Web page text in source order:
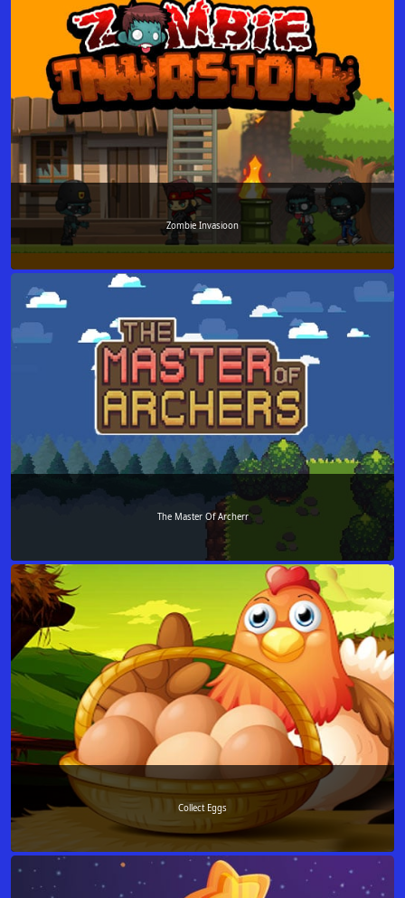
Zombie Invasioon
The Master Of Archerr
Collect Eggs